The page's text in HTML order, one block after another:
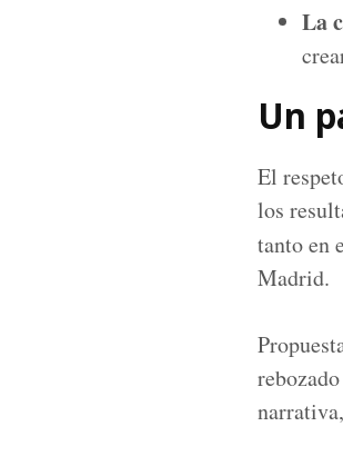
La
Un
El
los
tanto en
Madrid.